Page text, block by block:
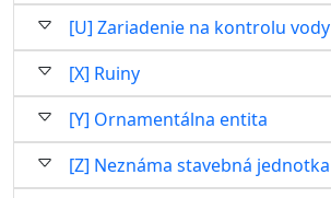
[U] Zariadenie na kontrolu vody
[X] Ruiny
[Y] Ornamentálna entita
[Z] Neznáma stavebná jednotka